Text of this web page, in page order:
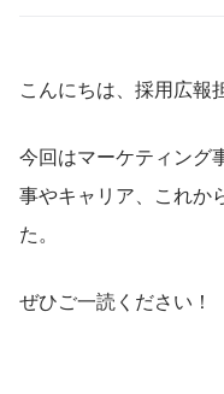
こんにちは、採用広報
今回はマーケティング
事やキャリア、これか
た。
ぜひご一読ください！